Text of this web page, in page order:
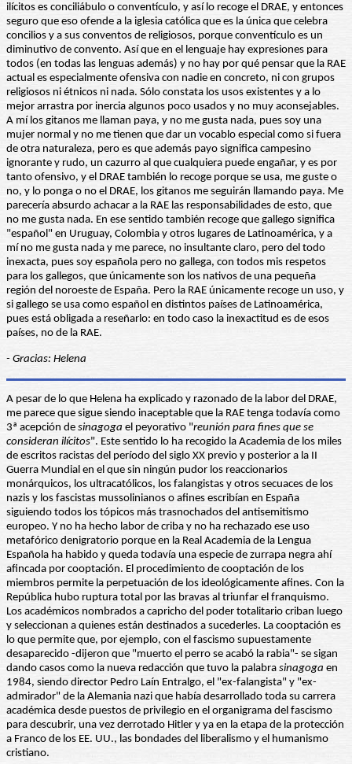
ilícitos es conciliábulo o conventículo, y así lo recoge el DRAE, y entonces
seguro que eso ofende a la iglesia católica que es la única que celebra
concilios y a sus conventos de religiosos, porque conventículo es un
diminutivo de convento. Así que en el lenguaje hay expresiones para
todos (en todas las lenguas además) y no hay por qué pensar que la RAE
actual es especialmente ofensiva con nadie en concreto, ni con grupos
religiosos ni étnicos ni nada. Sólo constata los usos existentes y a lo
mejor arrastra por inercia algunos poco usados y no muy aconsejables.
A mí los gitanos me llaman paya, y no me gusta nada, pues soy una
mujer normal y no me tienen que dar un vocablo especial como si fuera
de otra naturaleza, pero es que además payo significa campesino
ignorante y rudo, un cazurro al que cualquiera puede engañar, y es por
tanto ofensivo, y el DRAE también lo recoge porque se usa, me guste o
no, y lo ponga o no el DRAE, los gitanos me seguirán llamando paya. Me
parecería absurdo achacar a la RAE las responsabilidades de esto, que
no me gusta nada. En ese sentido también recoge que gallego significa
"español" en Uruguay, Colombia y otros lugares de Latinoamérica, y a
mí no me gusta nada y me parece, no insultante claro, pero del todo
inexacta, pues soy española pero no gallega, con todos mis respetos
para los gallegos, que únicamente son los nativos de una pequeña
región del noroeste de España. Pero la RAE únicamente recoge un uso, y
si gallego se usa como español en distintos países de Latinoamérica,
pues está obligada a reseñarlo: en todo caso la inexactitud es de esos
países, no de la RAE.
- Gracias: Helena
A pesar de lo que Helena ha explicado y razonado de la labor del DRAE,
me parece que sigue siendo inaceptable que la RAE tenga todavía como
3ª acepción de sinagoga el peyorativo "reunión para fines que se
consideran ilícitos". Este sentido lo ha recogido la Academia de los miles
de escritos racistas del período del siglo XX previo y posterior a la II
Guerra Mundial en el que sin ningún pudor los reaccionarios
monárquicos, los ultracatólicos, los falangistas y otros secuaces de los
nazis y los fascistas mussolinianos o afines escribían en España
siguiendo todos los tópicos más trasnochados del antisemitismo
europeo. Y no ha hecho labor de criba y no ha rechazado ese uso
metafórico denigratorio porque en la Real Academia de la Lengua
Española ha habido y queda todavía una especie de zurrapa negra ahí
afincada por cooptación. El procedimiento de cooptación de los
miembros permite la perpetuación de los ideológicamente afines. Con la
República hubo ruptura total por las bravas al triunfar el franquismo.
Los académicos nombrados a capricho del poder totalitario criban luego
y seleccionan a quienes están destinados a sucederles. La cooptación es
lo que permite que, por ejemplo, con el fascismo supuestamente
desaparecido -dijeron que "muerto el perro se acabó la rabia"- se sigan
dando casos como la nueva redacción que tuvo la palabra sinagoga en
1984, siendo director Pedro Laín Entralgo, el "ex-falangista" y "ex-
admirador" de la Alemania nazi que había desarrollado toda su carrera
académica desde puestos de privilegio en el organigrama del fascismo
para descubrir, una vez derrotado Hitler y ya en la etapa de la protección
a Franco de los EE. UU., las bondades del liberalismo y el humanismo
cristiano.